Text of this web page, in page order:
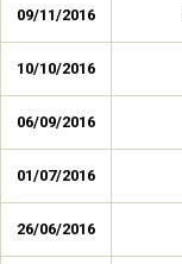
09/11/2016
10/10/2016
06/09/2016
01/07/2016
26/06/2016